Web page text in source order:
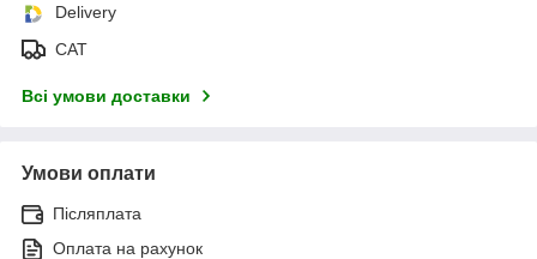
Delivery
САТ
Всі умови доставки
Умови оплати
Післяплата
Оплата на рахунок